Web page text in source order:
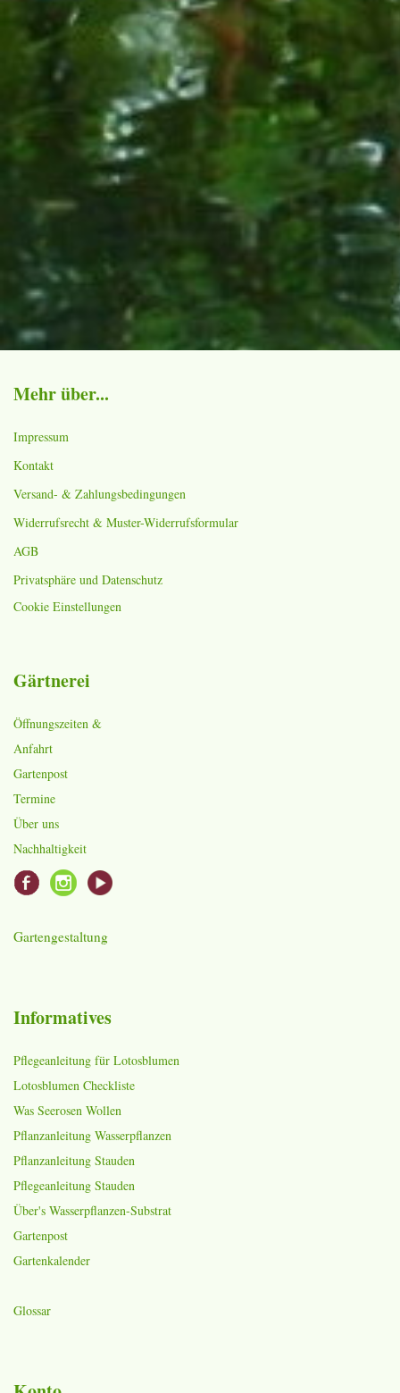
Mehr über...
Impressum
Kontakt
Versand- & Zahlungsbedingungen
Widerrufsrecht & Muster-Widerrufsformular
AGB
Privatsphäre und Datenschutz
Cookie Einstellungen
Gärtnerei
Öffnungszeiten &
Anfahrt
Gartenpost
Termine
Über uns
Nachhaltigkeit
Gartengestaltung
Informatives
Pflegeanleitung für Lotosblumen
Lotosblumen Checkliste
Was Seerosen Wollen
Pflanzanleitung Wasserpflanzen
Pflanzanleitung Stauden
Pflegeanleitung Stauden
Über's Wasserpflanzen-Substrat
Gartenpost
Gartenkalender
Glossar